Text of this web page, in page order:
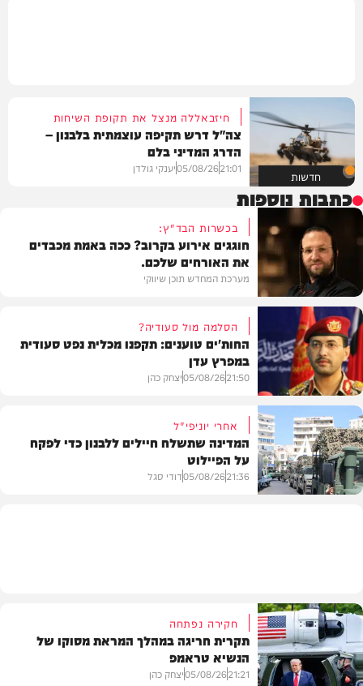
חדשות
חיזבאללה מנצל את תקופת השיחות
צה"ל דרש תקיפה עוצמתית בלבנון –
הדרג המדיני בלם
21:01
05/08/26יענקי גולדן
כתבות נוספות
תוכן שיווקי
בכשרות הבד"ץ:
חוגגים אירוע בקרוב? ככה באמת מכבדים
את האורחים שלכם.
מערכת המחדש תוכן שיווקי
צבא וביטחון
הסלמה מול סעודיה?
החות'ים טוענים: תקפנו מכלית נפט סעודית
במפרץ עדן
21:50
05/08/26יצחק כהן
אחרי יוניפי"ל
המדינה שתשלח חיילים ללבנון כדי לפקח
על הפיילוט
21:36
05/08/26דודי סגל
חקירה נפתחה
תקרית חריגה במהלך המראת מסוקו של
הנשיא טראמפ
21:21
05/08/26יצחק כהן